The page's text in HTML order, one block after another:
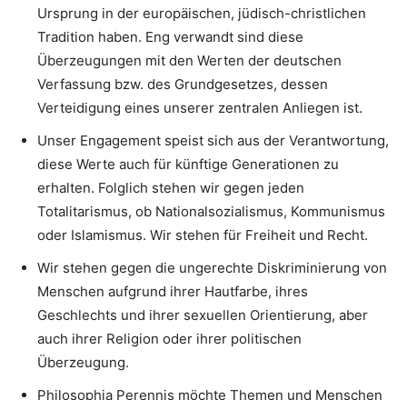
Ursprung in der europäischen, jüdisch-christlichen
Tradition haben. Eng verwandt sind diese
Überzeugungen mit den Werten der deutschen
Verfassung bzw. des Grundgesetzes, dessen
Verteidigung eines unserer zentralen Anliegen ist.
Unser Engagement speist sich aus der Verantwortung,
diese Werte auch für künftige Generationen zu
erhalten. Folglich stehen wir gegen jeden
Totalitarismus, ob Nationalsozialismus, Kommunismus
oder Islamismus. Wir stehen für Freiheit und Recht.
Wir stehen gegen die ungerechte Diskriminierung von
Menschen aufgrund ihrer Hautfarbe, ihres
Geschlechts und ihrer sexuellen Orientierung, aber
auch ihrer Religion oder ihrer politischen
Überzeugung.
Philosophia Perennis möchte Themen und Menschen